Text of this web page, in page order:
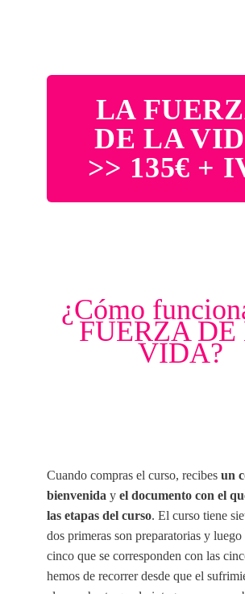
LA
DE LA
>> 135€ +
¿Cómo
FUERZA
VIDA?
Cuando compras el curso, recibes un
bienvenida y el documento con el
las etapas del curso. El curso tiene
dos primeras son preparatorias y
cinco que se corresponden con las
hemos de recorrer desde que el